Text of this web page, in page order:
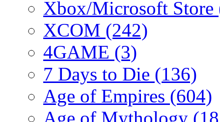
Xbox/Microsoft Store
XCOM (242)
4GAME (3)
7 Days to Die (136)
Age of Empires (604)
Age of Mythology